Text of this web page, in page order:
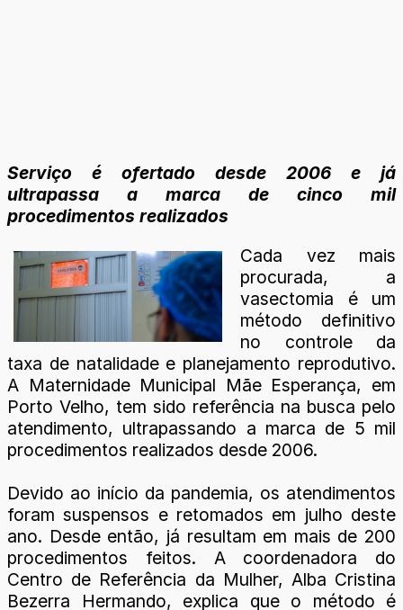
Serviço é ofertado desde 2006 e já
ultrapassa a marca de cinco mil
procedimentos realizados
Cada vez mais
procurada, a
vasectomia é um
método definitivo
no controle da
taxa de natalidade e planejamento reprodutivo.
A Maternidade Municipal Mãe Esperança, em
Porto Velho, tem sido referência na busca pelo
atendimento, ultrapassando a marca de 5 mil
procedimentos realizados desde 2006.
Devido ao início da pandemia, os atendimentos
foram suspensos e retomados em julho deste
ano. Desde então, já resultam em mais de 200
procedimentos feitos. A coordenadora do
Centro de Referência da Mulher, Alba Cristina
Bezerra Hermando, explica que o método é